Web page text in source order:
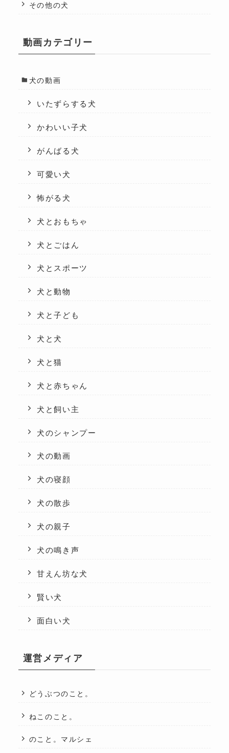
その他の犬
動画カテゴリー
犬の動画
いたずらする犬
かわいい子犬
がんばる犬
可愛い犬
怖がる犬
犬とおもちゃ
犬とごはん
犬とスポーツ
犬と動物
犬と子ども
犬と犬
犬と猫
犬と赤ちゃん
犬と飼い主
犬のシャンプー
犬の動画
犬の寝顔
犬の散歩
犬の親子
犬の鳴き声
甘えん坊な犬
賢い犬
面白い犬
運営メディア
どうぶつのこと。
ねこのこと。
のこと。マルシェ